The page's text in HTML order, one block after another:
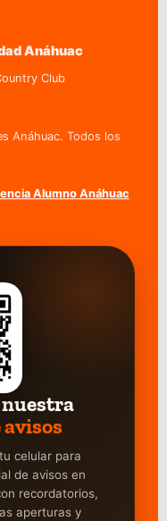
Anáhuac
Club
Anáhuac. Todos los
Alumno Anáhuac
nuestra
celular para
de avisos en
recordatorios,
aperturas y